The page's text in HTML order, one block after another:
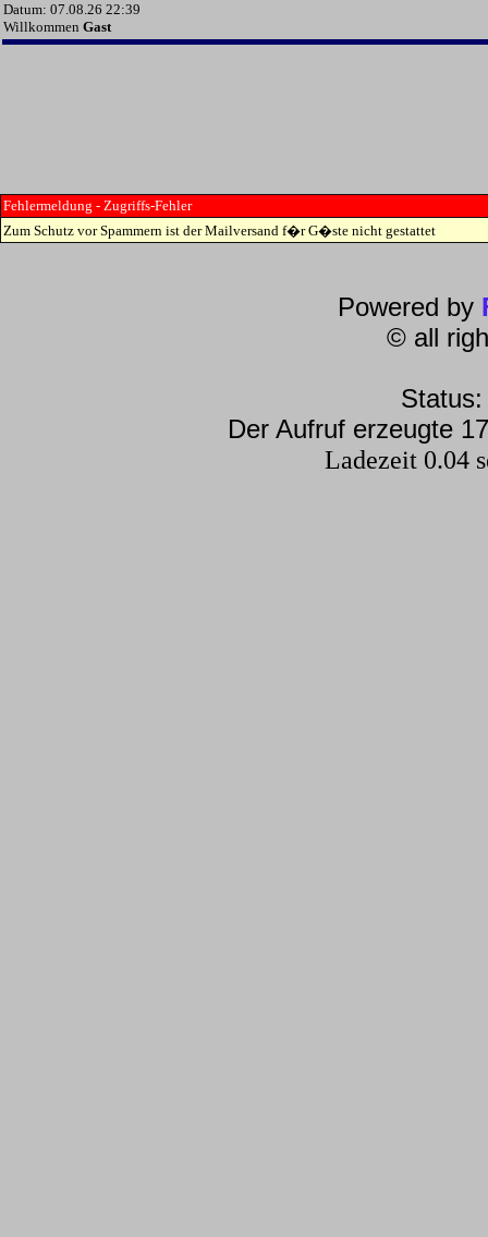
Datum: 07.08.26 22:39
Willkommen Gast
Fehlermeldung - Zugriffs-Fehler
Zum Schutz vor Spammern ist der Mailversand f�r G�ste nicht gestattet
Powered by
© all
Der Aufruf erzeugte
Ladezeit 0.04